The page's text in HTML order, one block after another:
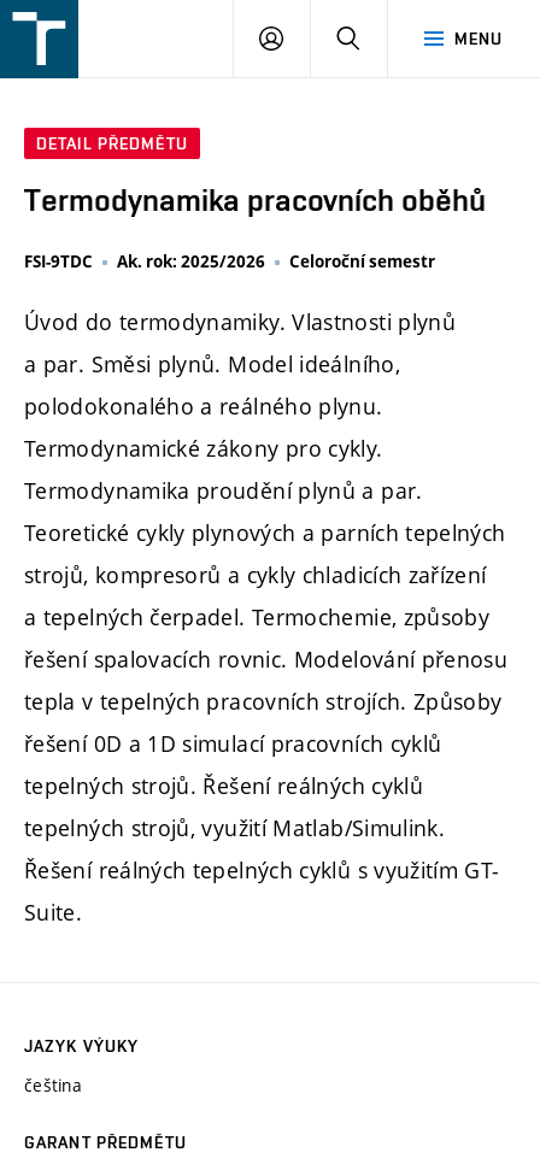
v
MENU
PŘIHLÁŠENÍ
DETAIL PŘEDMĚTU
Termodynamika pracovních oběhů
FSI-9TDC Ak. rok: 2025/2026 Celoroční semestr
Úvod do termodynamiky. Vlastnosti plynů
a par. Směsi plynů. Model ideálního,
polodokonalého a reálného plynu.
Termodynamické zákony pro cykly.
Termodynamika proudění plynů a par.
Teoretické cykly plynových a parních tepelných
strojů, kompresorů a cykly chladicích zařízení
a tepelných čerpadel. Termochemie, způsoby
řešení spalovacích rovnic. Modelování přenosu
tepla v tepelných pracovních strojích. Způsoby
řešení 0D a 1D simulací pracovních cyklů
tepelných strojů. Řešení reálných cyklů
tepelných strojů, využití Matlab/Simulink.
Řešení reálných tepelných cyklů s využitím GT-
Suite.
JAZYK VÝUKY
čeština
GARANT PŘEDMĚTU